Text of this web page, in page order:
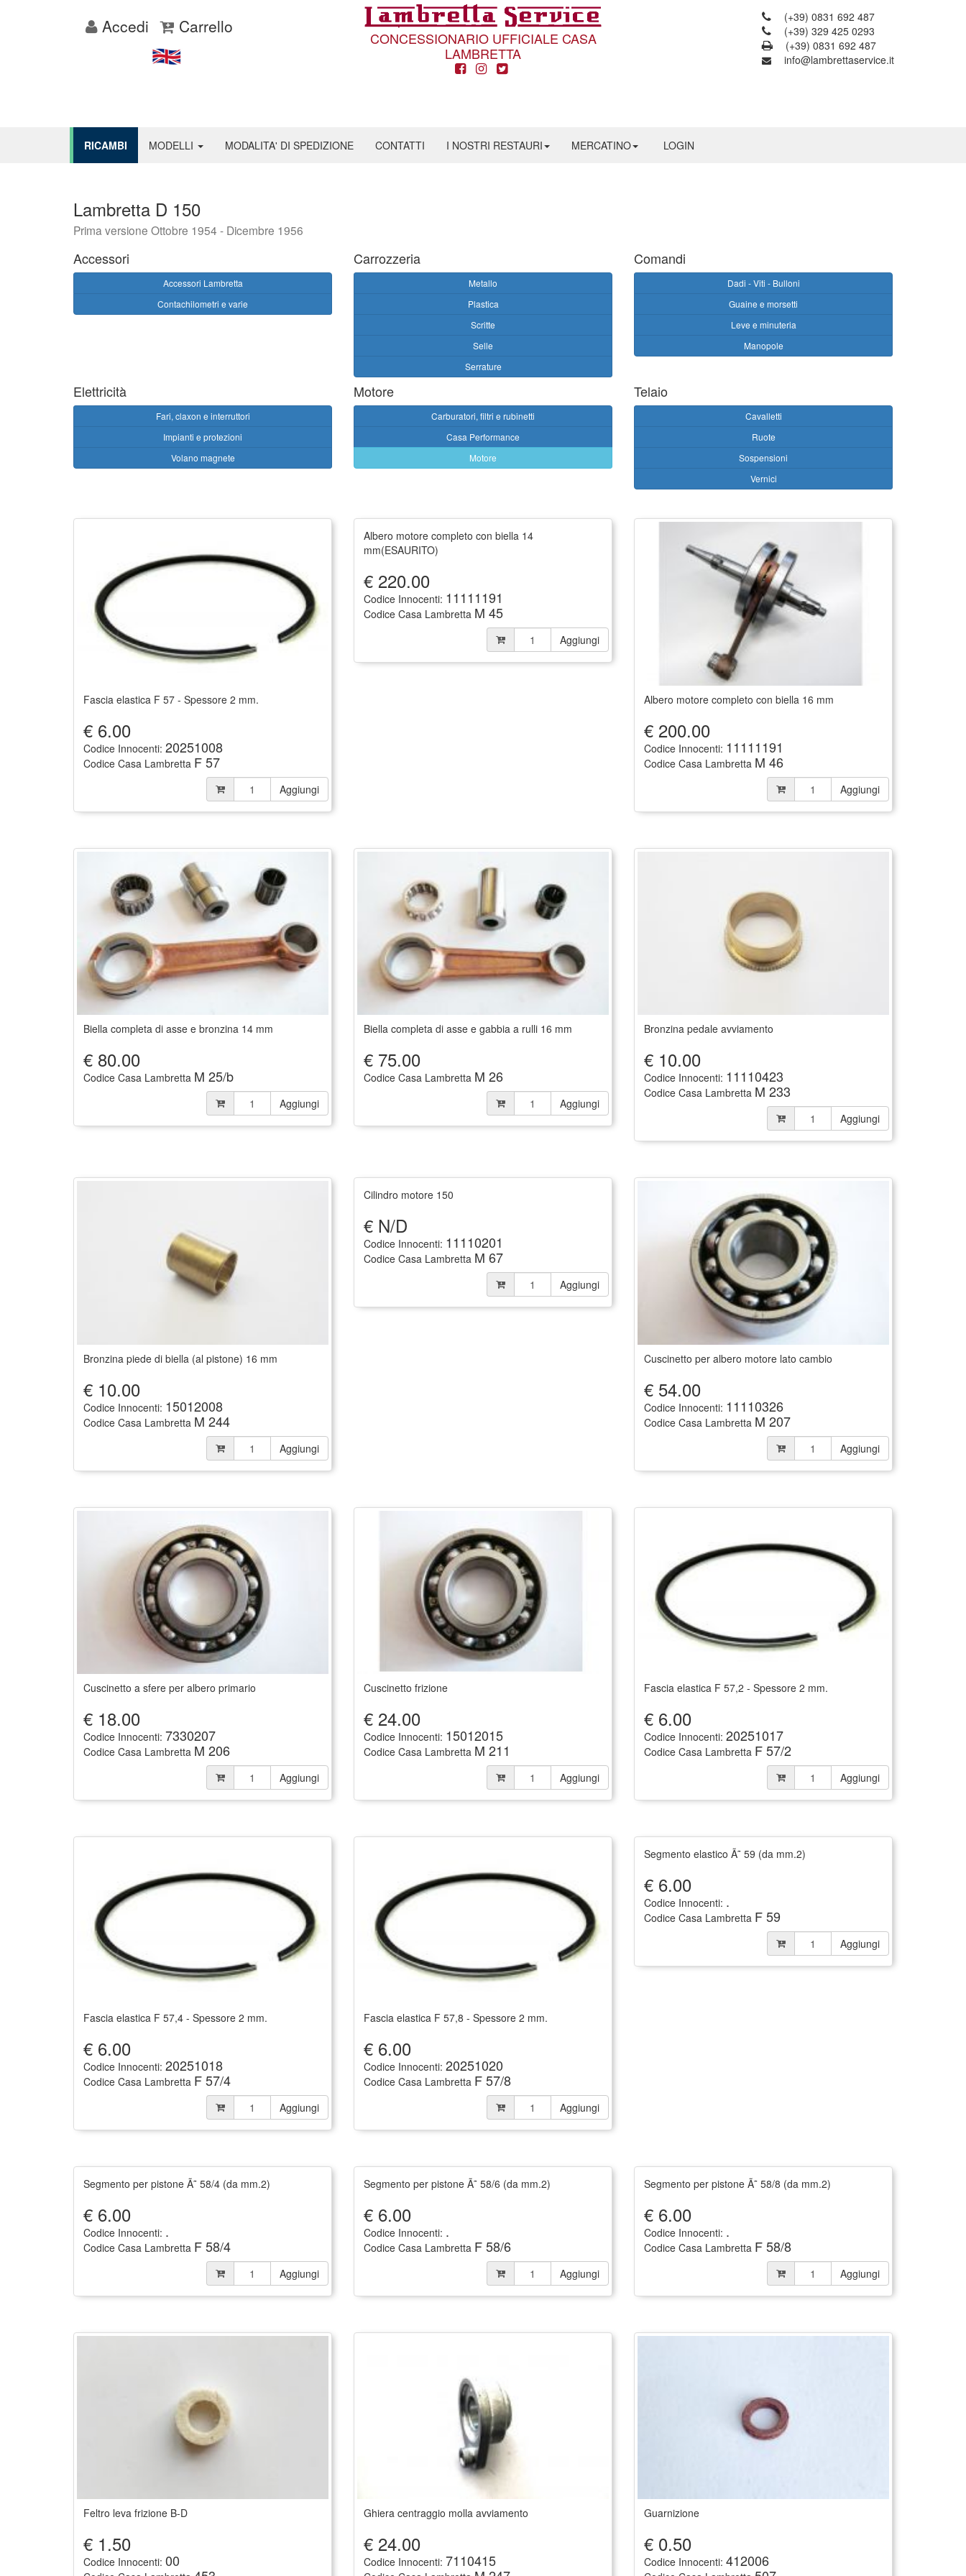
Accedi Carrello
CONCESSIONARIO UFFICIALE CASA
LAMBRETTA
(+39) 0831 692 487
(+39) 329 425 0293
(+39) 0831 692 487
info@lambrettaservice.it
RICAMBI MODELLI MODALITA' DI SPEDIZIONE CONTATTI I NOSTRI RESTAURI MERCATINO LOGIN
Lambretta D 150
Prima versione Ottobre 1954 - Dicembre 1956
Accessori
Accessori Lambretta
Contachilometri e varie
Carrozzeria
Metallo
Plastica
Scritte
Selle
Serrature
Comandi
Dadi - Viti - Bulloni
Guaine e morsetti
Leve e minuteria
Manopole
Elettricità
Fari, claxon e interruttori
Impianti e protezioni
Volano magnete
Motore
Carburatori, filtri e rubinetti
Casa Performance
Motore
Telaio
Cavalletti
Ruote
Sospensioni
Vernici
Fascia elastica F 57 - Spessore 2 mm.
€ 6.00
Codice Innocenti: 20251008
Codice Casa Lambretta F 57
Aggiungi
Albero motore completo con biella 14
mm(ESAURITO)
€ 220.00
Codice Innocenti: 11111191
Codice Casa Lambretta M 45
Aggiungi
Albero motore completo con biella 16 mm
€ 200.00
Codice Innocenti: 11111191
Codice Casa Lambretta M 46
Aggiungi
Biella completa di asse e bronzina 14 mm
€ 80.00
Codice Casa Lambretta M 25/b
Aggiungi
Biella completa di asse e gabbia a rulli 16 mm
€ 75.00
Codice Casa Lambretta M 26
Aggiungi
Bronzina pedale avviamento
€ 10.00
Codice Innocenti: 11110423
Codice Casa Lambretta M 233
Aggiungi
Bronzina piede di biella (al pistone) 16 mm
€ 10.00
Codice Innocenti: 15012008
Codice Casa Lambretta M 244
Aggiungi
Cilindro motore 150
€ N/D
Codice Innocenti: 11110201
Codice Casa Lambretta M 67
Aggiungi
Cuscinetto per albero motore lato cambio
€ 54.00
Codice Innocenti: 11110326
Codice Casa Lambretta M 207
Aggiungi
Cuscinetto a sfere per albero primario
€ 18.00
Codice Innocenti: 7330207
Codice Casa Lambretta M 206
Aggiungi
Cuscinetto frizione
€ 24.00
Codice Innocenti: 15012015
Codice Casa Lambretta M 211
Aggiungi
Fascia elastica F 57,2 - Spessore 2 mm.
€ 6.00
Codice Innocenti: 20251017
Codice Casa Lambretta F 57/2
Aggiungi
Fascia elastica F 57,4 - Spessore 2 mm.
€ 6.00
Codice Innocenti: 20251018
Codice Casa Lambretta F 57/4
Aggiungi
Fascia elastica F 57,8 - Spessore 2 mm.
€ 6.00
Codice Innocenti: 20251020
Codice Casa Lambretta F 57/8
Aggiungi
Segmento elastico Ã˜ 59 (da mm.2)
€ 6.00
Codice Innocenti: .
Codice Casa Lambretta F 59
Aggiungi
Segmento per pistone Ã˜ 58/4 (da mm.2)
€ 6.00
Codice Innocenti: .
Codice Casa Lambretta F 58/4
Aggiungi
Segmento per pistone Ã˜ 58/6 (da mm.2)
€ 6.00
Codice Innocenti: .
Codice Casa Lambretta F 58/6
Aggiungi
Segmento per pistone Ã˜ 58/8 (da mm.2)
€ 6.00
Codice Innocenti: .
Codice Casa Lambretta F 58/8
Aggiungi
Feltro leva frizione B-D
€ 1.50
Codice Innocenti: 00
Ghiera centraggio molla avviamento
€ 24.00
Codice Innocenti: 7110415
Guarnizione
€ 0.50
Codice Innocenti: 412006